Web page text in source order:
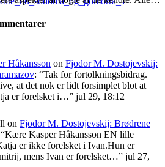
Håkansson on Fjodor M. Dostojevskij:
: “Tak for fortolkningsbidrag.
at det nok er lidt forsimplet blot at
er forelsket i…” jul 29, 18:12
on Fjodor M. Dostojevskij: Brødrene
Kære Kasper Håkansson EN lille
er ikke forelsket i Ivan.Hun er
mens Ivan er forelsket…” jul 27,